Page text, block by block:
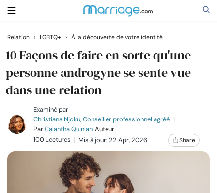
Rechercher
Se marier
Relations
Famille
Relation › LGBTQ+ › À la découverte de votre identité
10 Façons de faire en sorte qu'une
personne androgyne se sente vue
dans une relation
Examiné par
Christiana Njoku, Conseiller professionnel agréé |
ParCalantha Quinlan, Auteur
100 Lectures
Mis à jour: 22 Apr, 2026 Share